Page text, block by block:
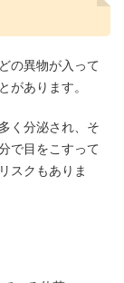
の異物が入って
があります。
く分泌され、そ
で目をこすって
スクもありま